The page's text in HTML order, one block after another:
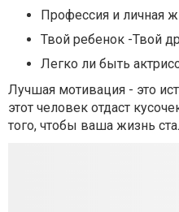
Профессия и личная
Твой ребенок -Твой
Легко ли быть
Лучшая мотивация - это
этот человек отдаст
того, чтобы ваша жизнь